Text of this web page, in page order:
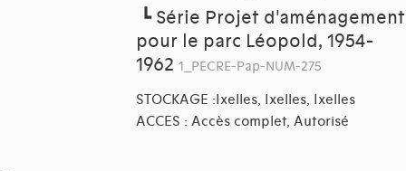
┗ Série Projet d'aménagement
pour le parc Léopold, 1954-
1962 1_PECRE-Pap-NUM-275
STOCKAGE :Ixelles, Ixelles, Ixelles
ACCES : Accès complet, Autorisé